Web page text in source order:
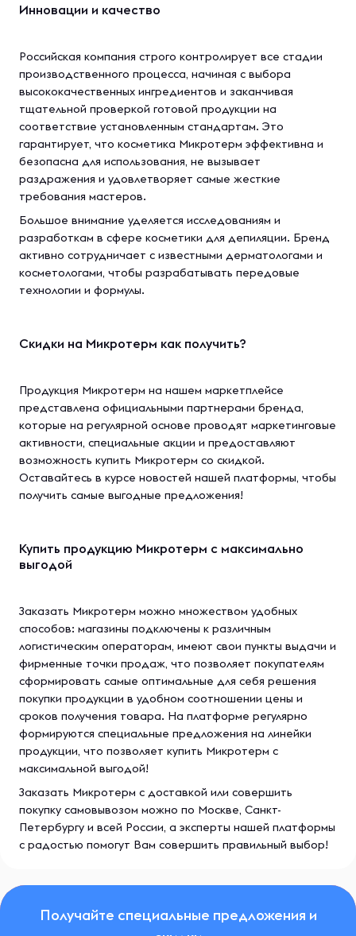
Инновации и качество
Российская компания строго контролирует все стадии
производственного процесса, начиная с выбора
высококачественных ингредиентов и заканчивая
тщательной проверкой готовой продукции на
соответствие установленным стандартам. Это
гарантирует, что косметика Микротерм эффективна и
безопасна для использования, не вызывает
раздражения и удовлетворяет самые жесткие
требования мастеров.
Большое внимание уделяется исследованиям и
разработкам в сфере косметики для депиляции. Бренд
активно сотрудничает с известными дерматологами и
косметологами, чтобы разрабатывать передовые
технологии и формулы.
Скидки на Микротерм как получить?
Продукция Микротерм на нашем маркетплейсе
представлена официальными партнерами бренда,
которые на регулярной основе проводят маркетинговые
активности, специальные акции и предоставляют
возможность купить Микротерм со скидкой.
Оставайтесь в курсе новостей нашей платформы, чтобы
получить самые выгодные предложения!
Купить продукцию Микротерм с максимально
выгодой
Заказать Микротерм можно множеством удобных
способов: магазины подключены к различным
логистическим операторам, имеют свои пункты выдачи и
фирменные точки продаж, что позволяет покупателям
сформировать самые оптимальные для себя решения
покупки продукции в удобном соотношении цены и
сроков получения товара. На платформе регулярно
формируются специальные предложения на линейки
продукции, что позволяет купить Микротерм с
максимальной выгодой!
Заказать Микротерм с доставкой или совершить
покупку самовывозом можно по Москве, Санкт-
Петербургу и всей России, а эксперты нашей платформы
с радостью помогут Вам совершить правильный выбор!
Получайте специальные предложения и